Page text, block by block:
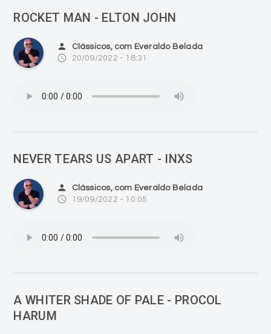
ROCKET MAN - ELTON JOHN
person Clássicos, com Everaldo Belada
access_time 20/09/2022 - 18:31
NEVER TEARS US APART - INXS
person Clássicos, com Everaldo Belada
access_time 19/09/2022 - 10:05
A WHITER SHADE OF PALE - PROCOL
HARUM